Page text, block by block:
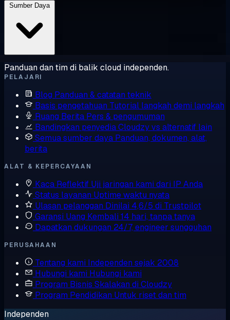
Sumber Daya
Panduan dan tim di balik cloud independen.
PELAJARI
Blog Panduan & catatan teknik
Basis pengetahuan Tutorial langkah demi langkah
Ruang Berita Pers & pengumuman
Bandingkan penyediaCloudzy vs alternatif lain
Semua sumber daya Panduan, dokumen, alat,
berita
ALAT & KEPERCAYAAN
Kaca Reflektif Uji jaringan kami dari IP Anda
Status layanan Uptime waktu nyata
Ulasan pelanggan Dinilai 4,6/5 di Trustpilot
Garansi Uang Kembali 14 hari, tanpa tanya
Dapatkan dukungan 24/7, engineer sungguhan
PERUSAHAAN
Tentang kami Independen sejak 2008
Hubungi kami Hubungi kami
Program Bisnis Skalakan di Cloudzy
Program Pendidikan Untuk riset dan tim
Independen